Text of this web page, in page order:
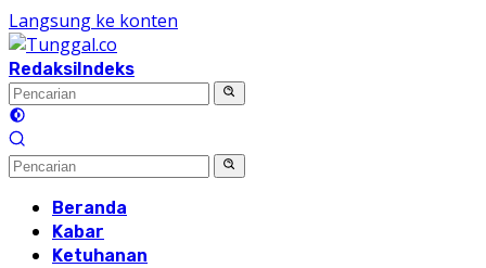
Langsung ke konten
RedaksiIndeks
Beranda
Kabar
Ketuhanan